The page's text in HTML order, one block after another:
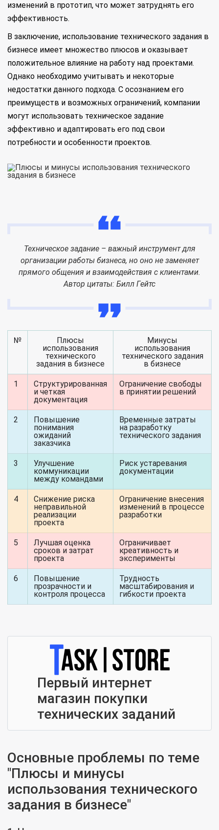
изменений в прототип, что может затруднять его
эффективность.
В заключение, использование технического задания в
бизнесе имеет множество плюсов и оказывает
положительное влияние на работу над проектами.
Однако необходимо учитывать и некоторые
недостатки данного подхода. С осознанием его
преимуществ и возможных ограничений, компании
могут использовать техническое задание
эффективно и адаптировать его под свои
потребности и особенности проектов.
Техническое задание – важный инструмент для
организации работы бизнеса, но оно не заменяет
прямого общения и взаимодействия с клиентами.
Автор цитаты: Билл Гейтс
№
Плюсы
использования
технического
задания в бизнесе
Минусы
использования
технического задания
в бизнесе
1
Структурированная
и четкая
документация
Ограничение свободы
в принятии решений
2
Повышение
понимания
ожиданий
заказчика
Временные затраты
на разработку
технического задания
3
Улучшение
коммуникации
между командами
Риск устаревания
документации
4
Снижение риска
неправильной
реализации
проекта
Ограничение внесения
изменений в процессе
разработки
5
Лучшая оценка
сроков и затрат
проекта
Ограничивает
креативность и
эксперименты
6
Повышение
прозрачности и
контроля процесса
Трудность
масштабирования и
гибкости проекта
Первый интернет
магазин покупки
технических заданий
Основные проблемы по теме
"Плюсы и минусы
использования технического
задания в бизнесе"